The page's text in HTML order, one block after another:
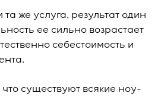
же услуга, результат один
ее сильно возрастает
себестоимость и
существуют всякие ноу-